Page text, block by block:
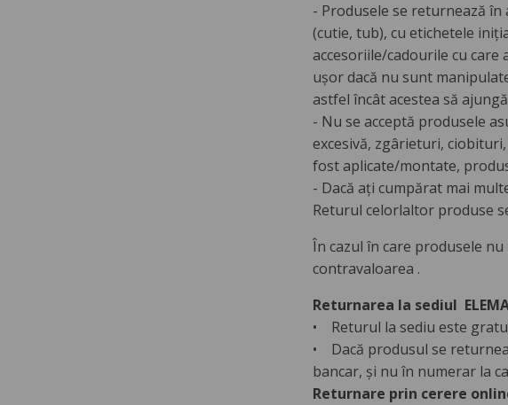
- Produsele se returnează
(cutie, tub), cu etichetele
accesoriile/cadourile cu
ușor dacă nu sunt
astfel încât acestea să
- Nu se acceptă produsele
excesivă, zgârieturi,
fost aplicate/montate,
- Dacă ați cumpărat mai
Returul celorlaltor produse
În cazul în care produsele
contravaloarea .
Returnarea la sediul
• Returul la sediu este
• Dacă produsul se
bancar, și nu în numerar la
Returnare prin cerere